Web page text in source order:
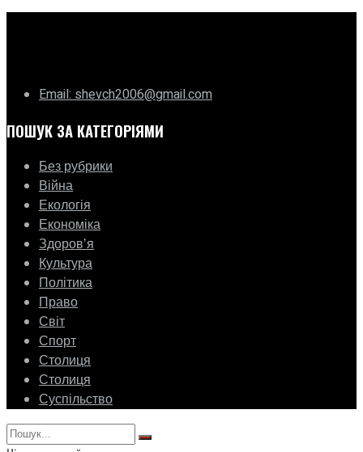
Email: shevch2006@gmail.com
ПОШУК ЗА КАТЕГОРІЯМИ
Без рубрики
Війна
Екологія
Економіка
Здоровʼя
Культура
Політика
Право
Світ
Спорт
Столиця
Столиця
Суспільство